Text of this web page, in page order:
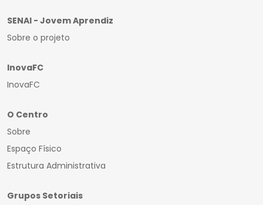
SENAI - Jovem Aprendiz
Sobre o projeto
InovaFC
InovaFC
O Centro
Sobre
Espaço Físico
Estrutura Administrativa
Grupos Setoriais